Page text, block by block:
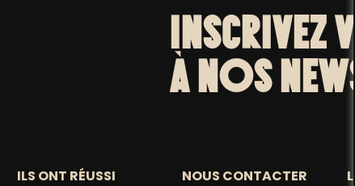
INSCRIVEZ
À NOS
ILS ONT RÉUSSI NOUS CONTACTER